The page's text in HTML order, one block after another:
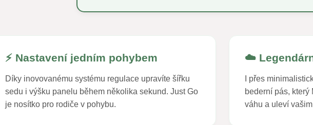
⚡ Nastavení jedním pohybem
Díky inovovanému systému regulace upravíte šířku
sedu i výšku panelu během několika sekund. Just Go
je nosítko pro rodiče v pohybu.
☁️
I přes
bederní pás,
váhu a uleví